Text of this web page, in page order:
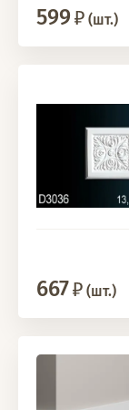
599 (шт.)
667 (шт.)